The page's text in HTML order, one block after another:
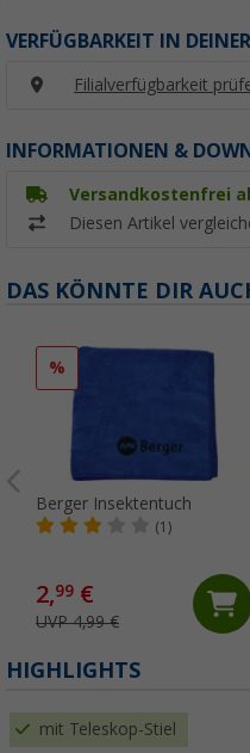
VERFÜGBARKEIT IN
Filialverfügbarkeit
INFORMATIONEN &
Versandkostenfrei
Diesen Artikel
DAS KÖNNTE DIR
%
Berger Insektentuch
(1)
2,99 €
UVP 4,99 €
HIGHLIGHTS
mit Teleskop-Stiel